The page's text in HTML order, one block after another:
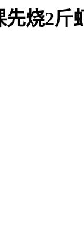
烧2斤